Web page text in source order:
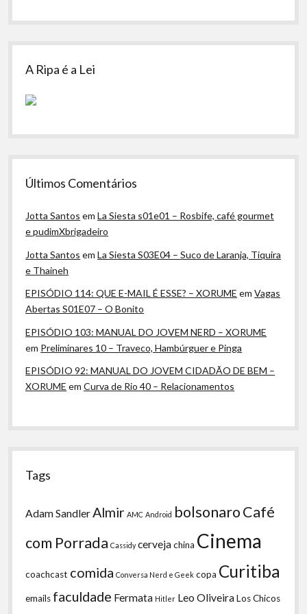
A Ripa é a Lei
Últimos Comentários
Jotta Santos emLa Siesta s01e01 – Rosbife, café gourmet
e pudimXbrigadeiro
Jotta Santos emLa Siesta S03E04 – Suco de Laranja, Tiquira
e Thaineh
EPISÓDIO 114: QUE E-MAIL É ESSE? – XORUME emVagas
Abertas S01E07 – O Bonito
EPISÓDIO 103: MANUAL DO JOVEM NERD – XORUME
em Preliminares 10 – Traveco, Hambúrguer e Pinga
EPISÓDIO 92: MANUAL DO JOVEM CIDADÃO DE BEM –
XORUME emCurva de Rio 40 – Relacionamentos
Tags
Adam Sandler Almir AMC Android bolsonaroCafé
com Porrada Cassidy cervejachina Cinema
coachcast comida Conversa Nerd e Geek copa Curitiba
emails faculdade Fermata Hitler Leo OliveiraLos Chicos